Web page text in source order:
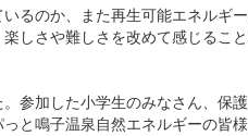
るのか、また再生可能エネル
しさや難しさを改めて感じるこ
参加した小学生のみなさん、保
と鳴子温泉自然エネルギーの皆様